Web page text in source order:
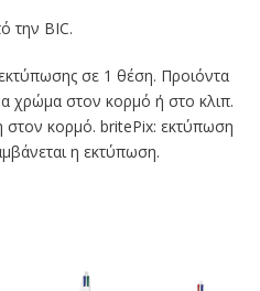
την BIC.
σε 1 θέση. Προιόντα
χρώμα στον κορμό ή στο κλιπ.
κορμό. britePix: εκτύπωση
η εκτύπωση.